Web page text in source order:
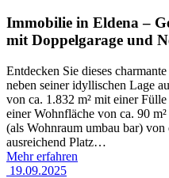
Immobilie in Eldena –
mit Doppelgarage und
Entdecken Sie dieses
neben seiner idyllischen Lage
von ca. 1.832 m² mit einer
einer Wohnfläche von ca. 90
(als Wohnraum umbau bar) von
ausreichend Platz…
Mehr erfahren
19.09.2025